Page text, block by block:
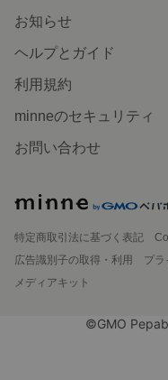
お知らせ
ヘルプとガイド
利用規約
minneのセキュリティ
お問い合わせ
特定商取引法に基づく表記
広告識別子の取得・利用
プラ
メディアキット
©GMO